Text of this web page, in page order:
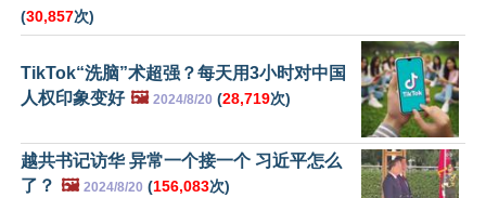
(30,857次)
TikTok“洗脑”术超强？每天用3小时对中国
人权印象变好 🖼️ 2024/8/20 (28,719次)
越共书记访华 异常一个接一个 习近平怎么
了？ 🖼️ 2024/8/20 (156,083次)